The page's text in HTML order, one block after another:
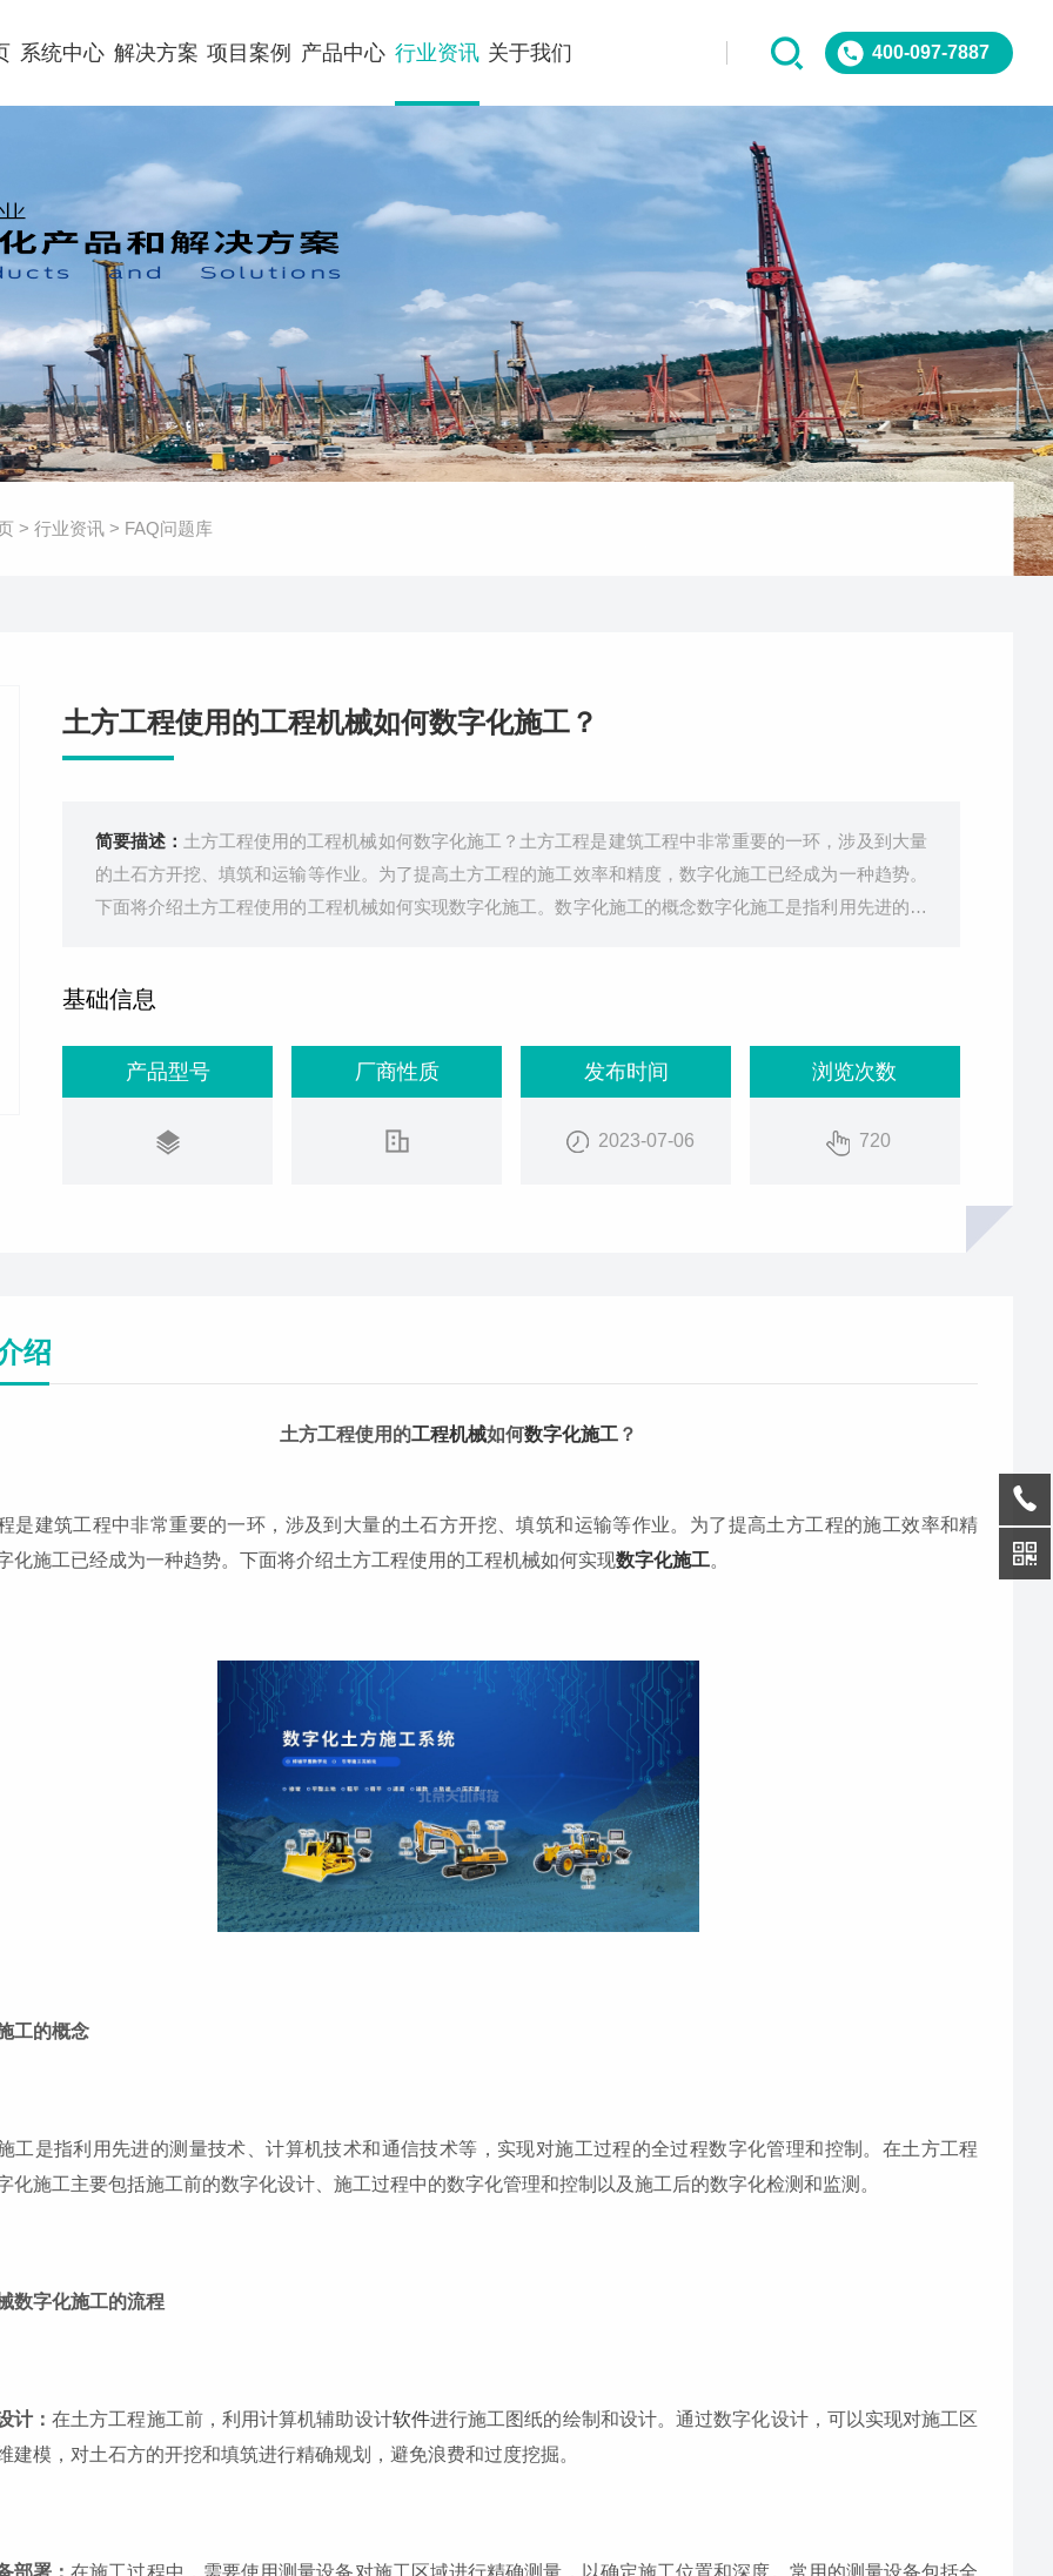
400-097-7887
系统中心 解决方案 项目案例 产品中心 行业资讯 关于我们
> 行业资讯> FAQ问题库
土方工程使用的工程机械如何数字化施工？
简要描述： 土方工程使用的工程机械如何数字化施工？土方工程是建筑工程中非常重要的一环，涉及到大量
的土石方开挖、填筑和运输等作业。为了提高土方工程的施工效率和精度，数字化施工已经成为一种趋势。
下面将介绍土方工程使用的工程机械如何实现数字化施工。数字化施工的概念数字化施工是指利用先进的测
基础信息
产品型号 厂商性质 发布时间
2023-07-06
浏览次数
720
绍
土方工程使用的工程机械如何数字化施工？
是建筑工程中非常重要的一环，涉及到大量的土石方开挖、填筑和运输等作业。为了提高土方工程的施工效率和精
化施工已经成为一种趋势。下面将介绍土方工程使用的工程机械如何实现数字化施工。
工的概念
工是指利用先进的测量技术、计算机技术和通信技术等，实现对施工过程的全过程数字化管理和控制。在土方工程
化施工主要包括施工前的数字化设计、施工过程中的数字化管理和控制以及施工后的数字化检测和监测。
数字化施工的流程
计：在土方工程施工前，利用计算机辅助设计软件进行施工图纸的绘制和设计。通过数字化设计，可以实现对施工区
建模，对土石方的开挖和填筑进行精确规划，避免浪费和过度挖掘。
部署：在施工过程中，需要使用测量设备对施工区域进行精确测量，以确定施工位置和深度。常用的测量设备包括全